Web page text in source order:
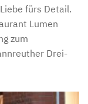
fürs Detail.
Lumen
zum
Drei-